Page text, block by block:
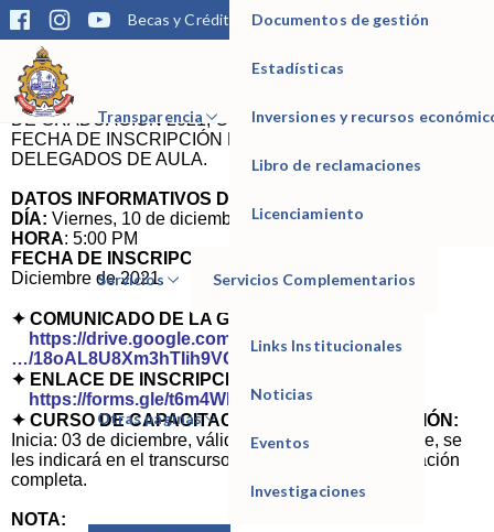
Becas y Créditos Matrícula Trámites Biblioteca
IESTP Manuel Seoane Corrales
Transparencia
Documentos de gestión
Estadísticas
Inversiones y recursos
Libro de reclamaciones
Licenciamiento
Servicios Servicios Complementarios
Otras páginas
Links Institucionales
Noticias
Eventos
Investigaciones
Estimado GRADUANDO:
Esperando que estén bien de salud al lado de su familia, se
les envía EL COMUNICADO (toda la información sobre el
evento) y ENLACE DE INSCRIPCIÓN DE LA CEREMONA
DE GRADUACIÓN 2021, CON LA AMPLIACIÓN DE LA
FECHA DE INSCRIPCIÓN EN ACUERDO CON LOS
DELEGADOS DE AULA.
DATOS INFORMATIVOS DE LA GRADUACIÓN:
DÍA: Viernes, 10 de diciembre de 2021
HORA: 5:00 PM
FECHA DE INSCRIPCIÓN:
Diciembre de 2021.
✦ COMUNICADO DE LA GRADUACIÓN:
https://drive.google.com/
…/18oAL8U8Xm3hTIih9VGj…/view…
✦ ENLACE DE INSCRIPCIÓN:
https://forms.gle/t6m4WDAhjuQ82WRD6
✦ CURSO DE CAPACITACIÓN CON CERTIFICACIÓN:
Inicia: 03 de diciembre, válido para su curriculum vitae, se
les indicará en el transcurso de la semana, la información
completa.
NOTA: